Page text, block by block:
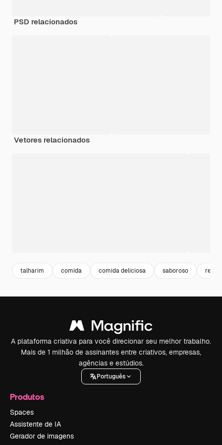
PSD relacionados
Vetores relacionados
talharim comida comida deliciosa saboroso
A plataforma criativa para você direcionar seu melhor trabalho.
Mais de 1 milhão de assinantes entre criativos, empresas,
agências e estúdios.
Português
Produtos
Spaces
Assistente de IA
Gerador de imagens